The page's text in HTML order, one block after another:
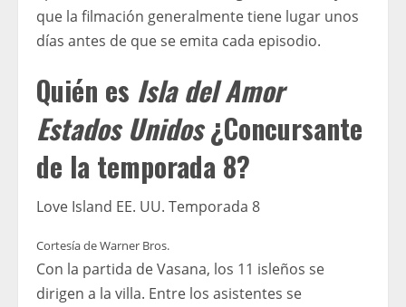
que la filmación generalmente tiene lugar unos
días antes de que se emita cada episodio.
Quién es Isla del Amor
Estados Unidos¿Concursante
de la temporada 8?
Love Island EE. UU. Temporada 8
Cortesía de Warner Bros.
Con la partida de Vasana, los 11 isleños se
dirigen a la villa. Entre los asistentes se